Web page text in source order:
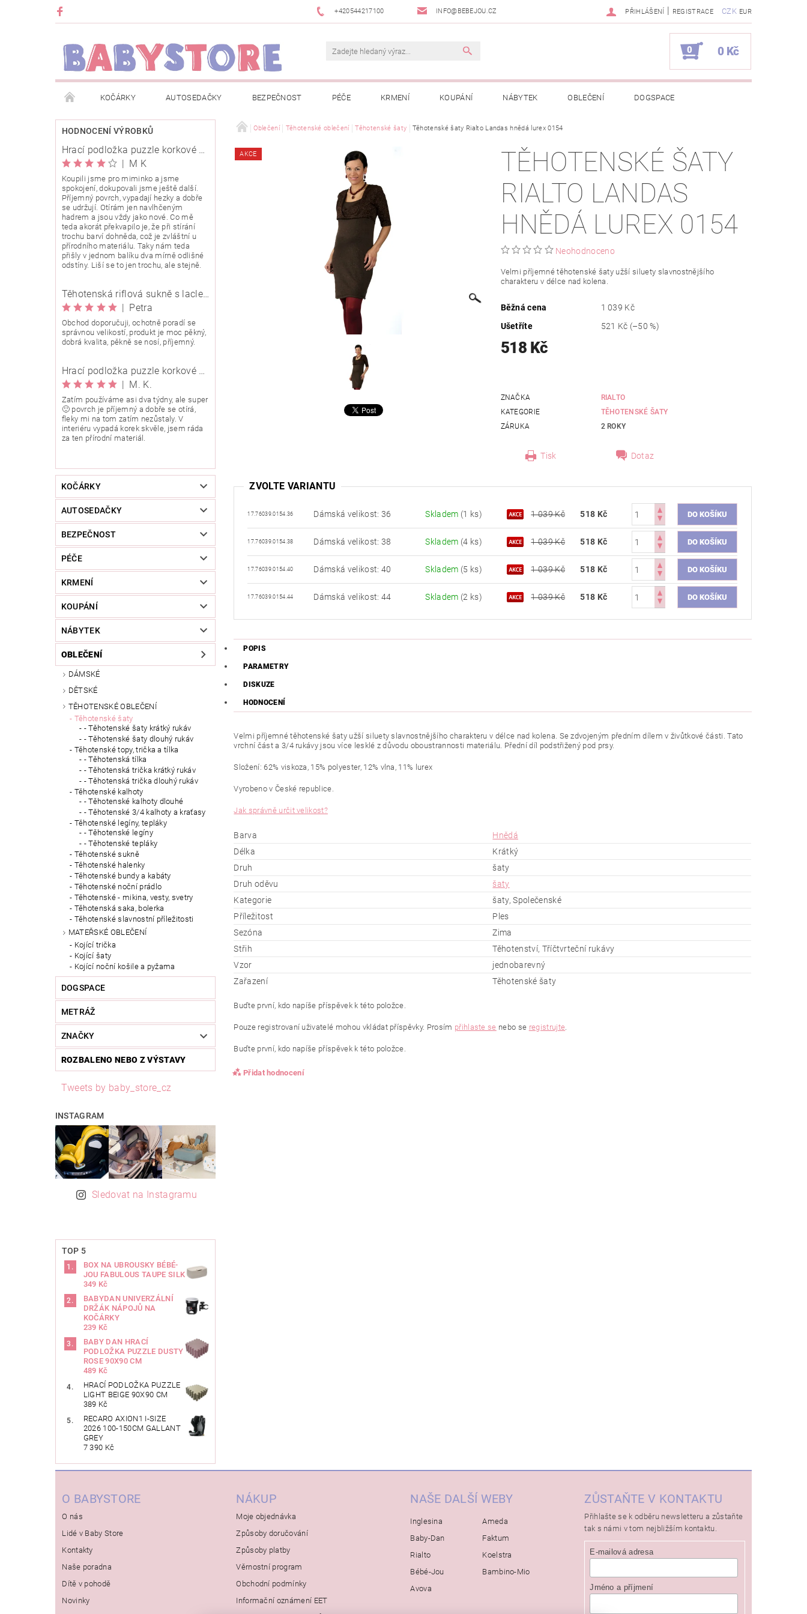
+420544217100 INFO@BEBEJOU.CZ CZK EUR
PŘIHLÁŠENÍ | REGISTRACE
0 0 Kč
KOČÁRKY AUTOSEDAČKY BEZPEČNOST PÉČE KRMENÍ KOUPÁNÍ NÁBYTEK OBLEČENÍ DOGSPACE
METRÁŽ ZNAČKY ROZBALENO NEBO Z VÝSTAVY JAK SPRÁVNĚ ÚRČIT VELIKOST JAK KOUPIT KOLEKCI Z BÉBÉ-JOU
OBCHODNÍ PODMÍNKY INFORMACE O EVIDENCI TRŽEB EET INFORMACE O ZPRACOVÁNÍ OSOBNÍCH ÚDAJŮ NAPIŠTE NÁM KONTAKTY
O NÁS KARIERA KLUB BABYSTORE ODSTOUPENÍ OD SMLOUVY MOJE OBJEDNÁVKA
HODNOCENÍ VÝROBKŮ
Hrací podložka puzzle korkové 120x120cm
| M K
Koupili jsme pro miminko a jsme
spokojení, dokupovali jsme ještě další.
Příjemný povrch, vypadají hezky a dobře
se udržují. Otírám jen navlhčeným
hadrem a jsou vždy jako nové. Co mě
teda akorát překvapilo je, že při stírání
trochu barví dohněda, což je zvláštní u
přírodního materiálu. Taky nám teda
přišly v jednom balíku dva mírně odlišné
odstíny. Liší se to jen trochu, ale stejně.
Těhotenská riflová sukně s laclem Rialto Wingles 01753
| Petra
Obchod doporučuji, ochotně poradí se
správnou velikostí, produkt je moc pěkný,
dobrá kvalita, pěkně se nosí, příjemný.
Hrací podložka puzzle korkové 90x90 cm
| M. K.
Zatím používáme asi dva týdny, ale super
🙂 povrch je příjemný a dobře se otírá,
fleky mi na tom zatím nezůstaly. V
interiéru vypadá korek skvěle, jsem ráda
za ten přírodní materiál.
KOČÁRKY
AUTOSEDAČKY
BEZPEČNOST
PÉČE
KRMENÍ
KOUPÁNÍ
NÁBYTEK
OBLEČENÍ
DÁMSKÉ
DĚTSKÉ
TĚHOTENSKÉ OBLEČENÍ
Těhotenské šaty
- Těhotenské šaty krátký rukáv
- Těhotenské šaty dlouhý rukáv
Těhotenské topy, trička a tílka
- Těhotenská tílka
- Těhotenská trička krátký rukáv
- Těhotenská trička dlouhý rukáv
Těhotenské kalhoty
- Těhotenské kalhoty dlouhé
- Těhotenské 3/4 kalhoty a kraťasy
Těhotenské legíny, tepláky
- Těhotenské legíny
- Těhotenské tepláky
Těhotenské sukně
Těhotenské halenky
Těhotenské bundy a kabáty
Těhotenské noční prádlo
Těhotenské - mikina, vesty, svetry
Těhotenská saka, bolerka
Těhotenské slavnostní příležitosti
MATEŘSKÉ OBLEČENÍ
Kojící trička
Kojící šaty
Kojící noční košile a pyžama
DOGSPACE
METRÁŽ
ZNAČKY
ROZBALENO NEBO Z VÝSTAVY
Tweets by baby_store_cz
INSTAGRAM
Sledovat na Instagramu
TOP 5
BOX NA UBROUSKY BÉBÉ-
JOU FABULOUS TAUPE SILK
349 Kč
BABYDAN UNIVERZÁLNÍ
DRŽÁK NÁPOJŮ NA
KOČÁRKY
239 Kč
BABY DAN HRACÍ
PODLOŽKA PUZZLE DUSTY
ROSE 90X90 CM
489 Kč
HRACÍ PODLOŽKA PUZZLE
LIGHT BEIGE 90X90 CM
389 Kč
RECARO AXION1 I-SIZE
2026 100-150CM GALLANT
GREY
7 390 Kč
Oblečení Těhotenské oblečení Těhotenské šaty Těhotenské šaty Rialto Landas hnědá lurex 0154
AKCE
TĚHOTENSKÉ ŠATY
RIALTO LANDAS
HNĚDÁ LUREX 0154
Neohodnoceno
Velmi příjemné těhotenské šaty užší siluety slavnostnějšího
charakteru v délce nad kolena.
Běžná cena
1 039 Kč
Ušetříte
521 Kč (–50 %)
518 Kč
ZNAČKA
RIALTO
KATEGORIE
TĚHOTENSKÉ ŠATY
ZÁRUKA
2 ROKY
Tisk Dotaz
ZVOLTE VARIANTU
17.76039.0154.36 Dámská velikost: 36 Skladem (1 ks) 1 039 Kč 518 Kč
17.76039.0154.38 Dámská velikost: 38 Skladem (4 ks) 1 039 Kč 518 Kč
17.76039.0154.40 Dámská velikost: 40 Skladem (5 ks) 1 039 Kč 518 Kč
17.76039.0154.44 Dámská velikost: 44 Skladem (2 ks) 1 039 Kč 518 Kč
POPIS
PARAMETRY
DISKUZE
HODNOCENÍ
Velmi příjemné těhotenské šaty užší siluety slavnostnějšího charakteru v délce nad kolena. Se zdvojeným předním dílem v živůtkové části. Tato
vrchní část a 3/4 rukávy jsou více lesklé z důvodu oboustrannosti materiálu. Přední díl podstřižený pod prsy.
Složení: 62% viskoza, 15% polyester, 12% vlna, 11% lurex
Vyrobeno v České republice.
Jak správně určit velikost?
Barva
Hnědá
Délka
Krátký
Druh
šaty
Druh oděvu
šaty
Kategorie
šaty, Společenské
Příležitost
Ples
Sezóna
Zima
Střih
Těhotenství, Tříčtvrteční rukávy
Vzor
jednobarevný
Zařazení
Těhotenské šaty
Buďte první, kdo napíše příspěvek k této položce.
Pouze registrovaní uživatelé mohou vkládat příspěvky. Prosím přihlaste se nebo se registrujte.
Buďte první, kdo napíše příspěvek k této položce.
Přidat hodnocení
O BABYSTORE
O nás
Lidé v Baby Store
Kontakty
Naše poradna
Dítě v pohodě
Novinky
NÁKUP
Moje objednávka
Způsoby doručování
Způsoby platby
Věrnostní program
Obchodní podmínky
Informační oznámení EET
NAŠE DALŠÍ WEBY
Inglesina
Baby-Dan
Rialto
Bébé-Jou
Avova
Ameda
Faktum
Koelstra
Bambino-Mio
ZŮSTAŇTE V KONTAKTU
Přihlašte se k odběru newsletteru a zůstaňte
tak s námi v tom nejbližším kontaktu.
E-mailová adresa
Jméno a příjmení